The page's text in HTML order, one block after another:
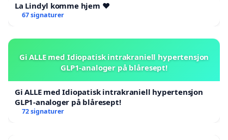
La Lindyl komme hjem ❤️
67 signaturer
Gi ALLE med Idiopatisk intrakraniell hypertensjon
GLP1-analoger på blåresept!
Gi ALLE med Idiopatisk intrakraniell hypertensjon
GLP1-analoger på blåresept!
72 signaturer